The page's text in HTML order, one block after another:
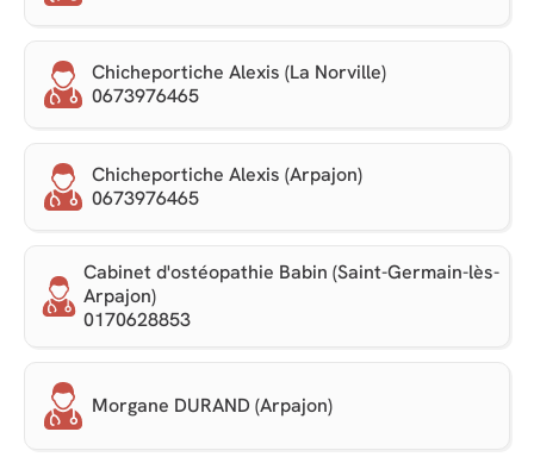
Chicheportiche Alexis (La Norville)
0673976465
Chicheportiche Alexis (Arpajon)
0673976465
Cabinet d'ostéopathie Babin (Saint-Germain-lès-
Arpajon)
0170628853
Morgane DURAND (Arpajon)